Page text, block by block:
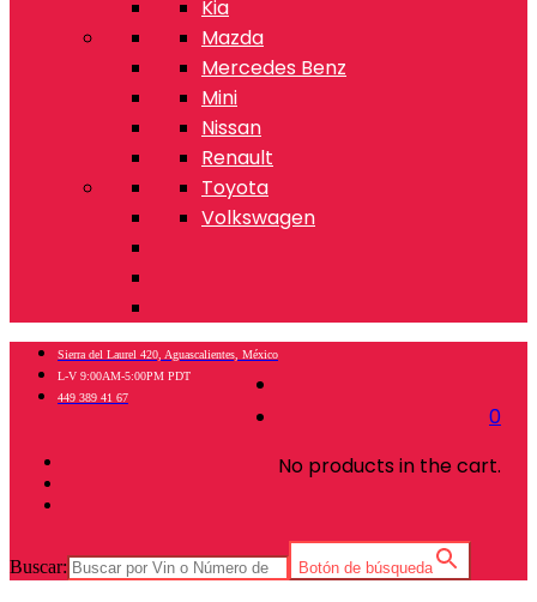
Kia
Mazda
Mercedes Benz
Mini
Nissan
Renault
Toyota
Volkswagen
0
No products in the cart.
Sierra del Laurel 420, Aguascalientes, México
L-V 9:00AM-5:00PM PDT
449 389 41 67
Buscar: Botón de búsqueda